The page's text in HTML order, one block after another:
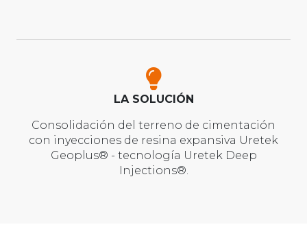
LA SOLUCIÓN
Consolidación del terreno de cimentación
con inyecciones de resina expansiva Uretek
Geoplus® - tecnología Uretek Deep
Injections®.